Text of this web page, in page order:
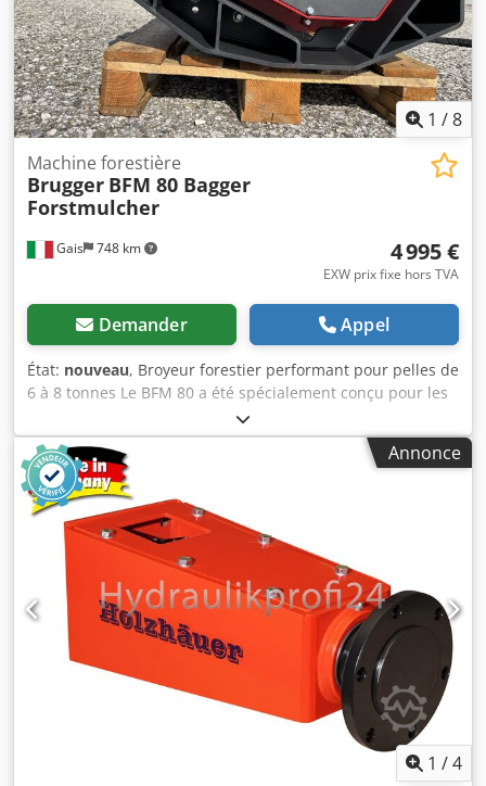
1 /8
Gais 748 km
Machine forestière
Brugger BFM 80 Bagger
Forstmulcher
4 995 €
EXW prix fixe hors TVA
Demander Appel
État: nouveau, Broyeur forestier performant pour pelles de
6 à 8 tonnes Le BFM 80 a été spécialement conçu pour les
travaux professionnels dans le secteur forestier,
l’aménagement paysager et les travaux de défrichage et
d’entretien. Avec sa largeur de travail de 800 mm, ce
broyeur est idéal pour réduire en petits morceaux les
broussailles, les arbustes, les branches et le bois d’un
diamètre d’environ 200 mm. Le rotor de grande taille,
équipé de 16 outils en carbure de tungstène, associé à
une transmission par courroie trapézoïdale robuste,
garantit une grande capacité de broyage et un
fonctionnement silencieux. Grâce à sa structure en acier
renforcée, le BFM 80 est conçu pour une utilisation
quotidienne dans des conditions exigeantes et se
distingue par sa longue durée de vie. Vos avantages en un
coup d’œil Adapté aux pelles de 6 à 8 tonnes Largeur de
travail de 800 mm pour un travail précis et efficace 16
outils de broyage en carbure de tungstène, offrant une
grande résistance à l’usure Broyage des branches, des
Annonce
1 /4